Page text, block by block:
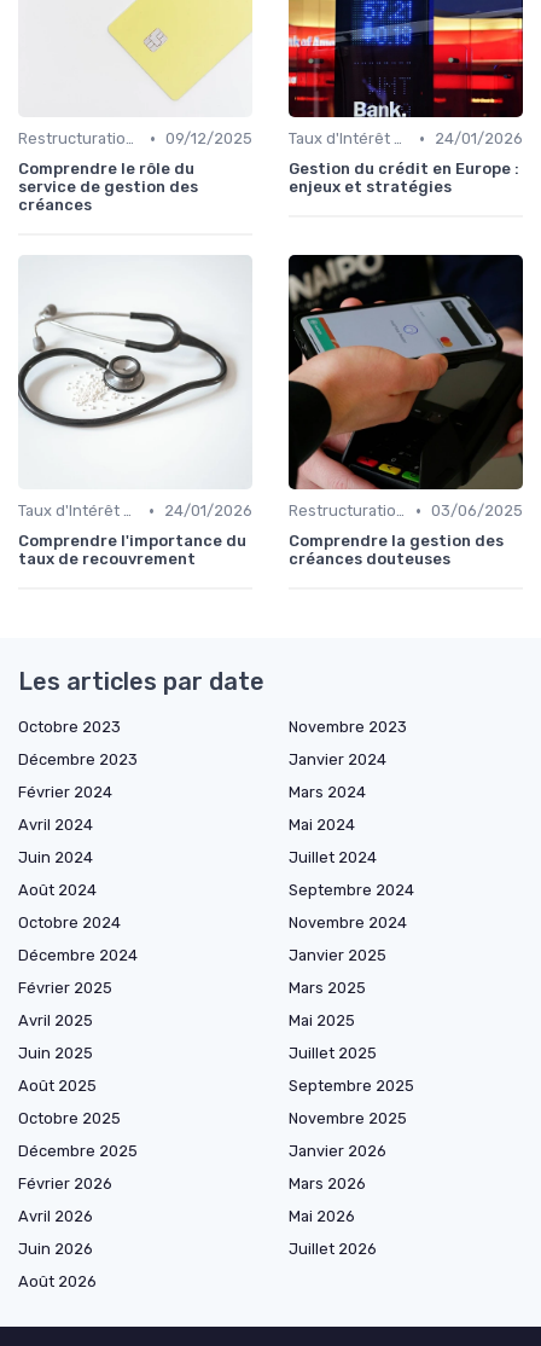
Restructuration de Dettes • 09/12/2025
Comprendre le rôle du
service de gestion des
créances
Taux d'Intérêt et Conditions de Crédit •
24/01/2026
Gestion du crédit en Europe :
enjeux et stratégies
Taux d'Intérêt et Conditions de Crédit •
24/01/2026
Comprendre l'importance du
taux de recouvrement
Restructuration de Dettes • 03/06/2025
Comprendre la gestion des
créances douteuses
Les articles par date
Octobre 2023
Novembre 2023
Décembre 2023
Janvier 2024
Février 2024
Mars 2024
Avril 2024
Mai 2024
Juin 2024
Juillet 2024
Août 2024
Septembre 2024
Octobre 2024
Novembre 2024
Décembre 2024
Janvier 2025
Février 2025
Mars 2025
Avril 2025
Mai 2025
Juin 2025
Juillet 2025
Août 2025
Septembre 2025
Octobre 2025
Novembre 2025
Décembre 2025
Janvier 2026
Février 2026
Mars 2026
Avril 2026
Mai 2026
Juin 2026
Juillet 2026
Août 2026